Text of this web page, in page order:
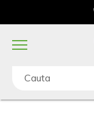
Cauta